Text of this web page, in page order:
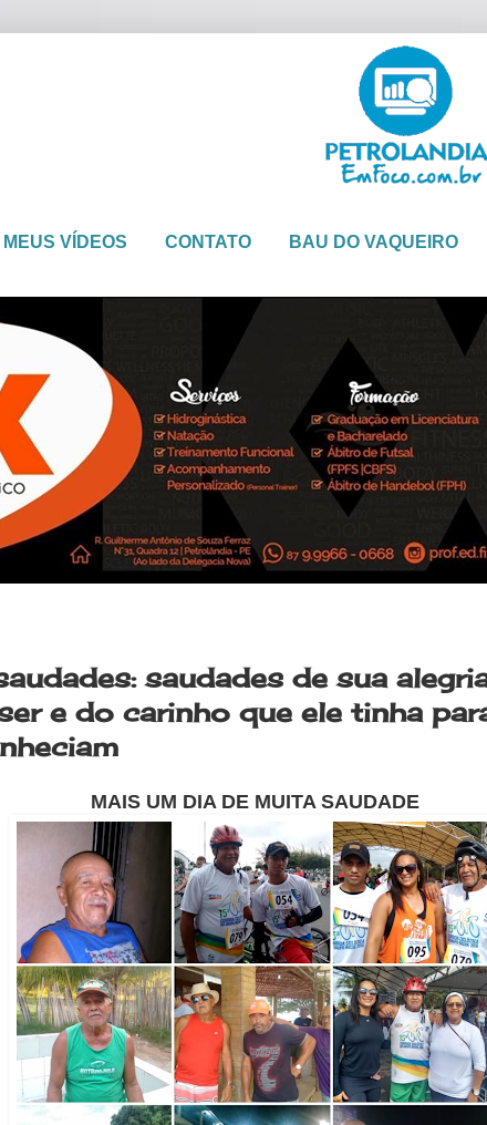
MEUS VÍDEOS CONTATO BAU DO VAQUEIRO
saudades de sua
e do carinho que ele tinha
MAIS UM DIA DE MUITA SAUDADE